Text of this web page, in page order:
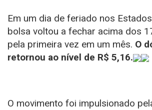
Em um dia de feriado nos
bolsa voltou a fechar acima dos
pela primeira vez em um mês. O
retornou ao nível de R$ 5,16.
O movimento foi impulsionado